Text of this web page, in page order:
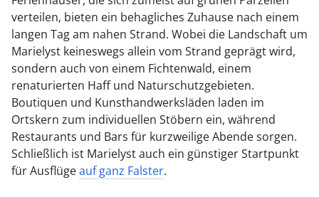
verteilen, bieten ein behagliches Zuhause nach einem
langen Tag am nahen Strand. Wobei die Landschaft um
Marielyst keineswegs allein vom Strand geprägt wird,
sondern auch von einem Fichtenwald, einem
renaturierten Haff und Naturschutzgebieten.
Boutiquen und Kunsthandwerksläden laden im
Ortskern zum individuellen Stöbern ein, während
Restaurants und Bars für kurzweilige Abende sorgen.
Schließlich ist Marielyst auch ein günstiger Startpunkt
für Ausflügeauf ganz Falster.